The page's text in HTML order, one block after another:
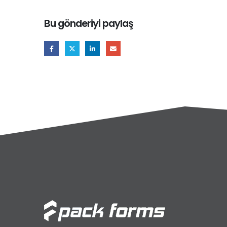
Bu gönderiyi paylaş